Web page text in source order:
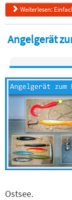
Weiterlesen:
Angelgerät
Ostsee.